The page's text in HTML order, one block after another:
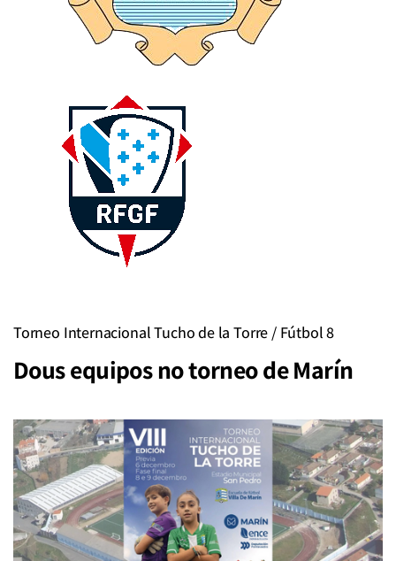
Torneo Internacional Tucho de la Torre / Fútbol 8
Dous equipos no torneo de Marín